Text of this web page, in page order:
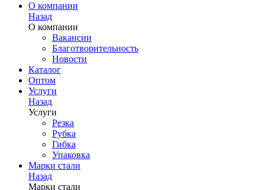
О компании
Назад
О компании
Вакансии
Благотворительность
Новости
Каталог
Оптом
Услуги
Назад
Услуги
Резка
Рубка
Гибка
Упаковка
Марки стали
Назад
Марки стали